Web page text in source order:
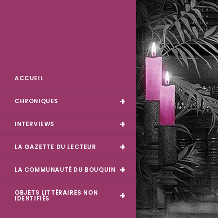
Skip
to
content
ACCUEIL
CHRONIQUES
INTERVIEWS
LA GAZETTE DU LECTEUR
LA COMMUNAUTÉ DU BOUQUIN
OBJETS LITTÉRAIRES NON
IDENTIFIÉS